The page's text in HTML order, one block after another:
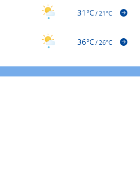
31°C/21°C
36°C/26°C